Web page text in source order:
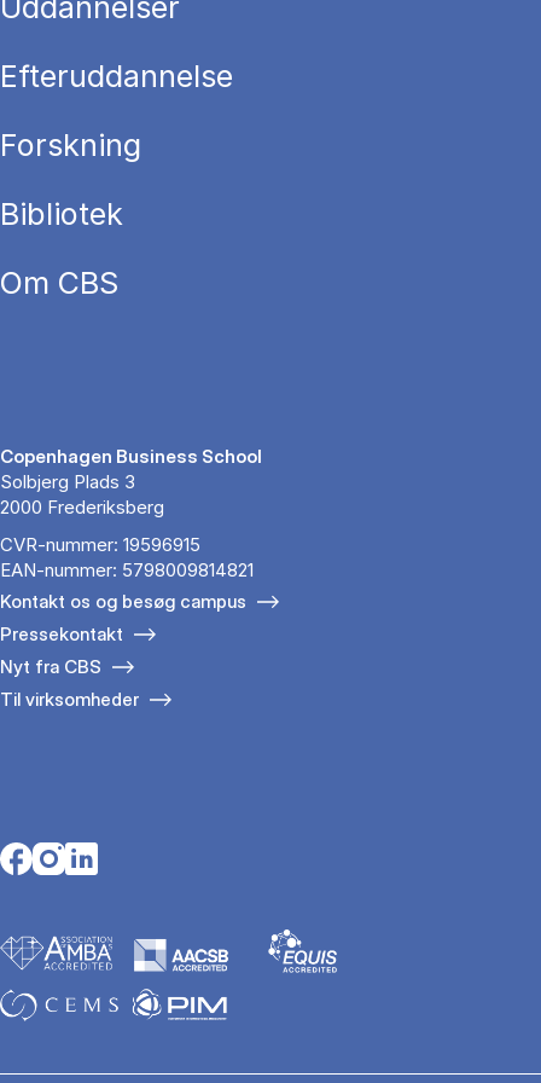
Uddannelser
Efteruddannelse
Forskning
Bibliotek
Om CBS
Copenhagen Business School
Solbjerg Plads 3
2000 Frederiksberg
CVR-nummer: 19596915
EAN-nummer: 5798009814821
Kontakt os og besøg campus
Pressekontakt
Nyt fra CBS
Til virksomheder
Opens in a new tab
Opens in a new tab
Opens in a new tab